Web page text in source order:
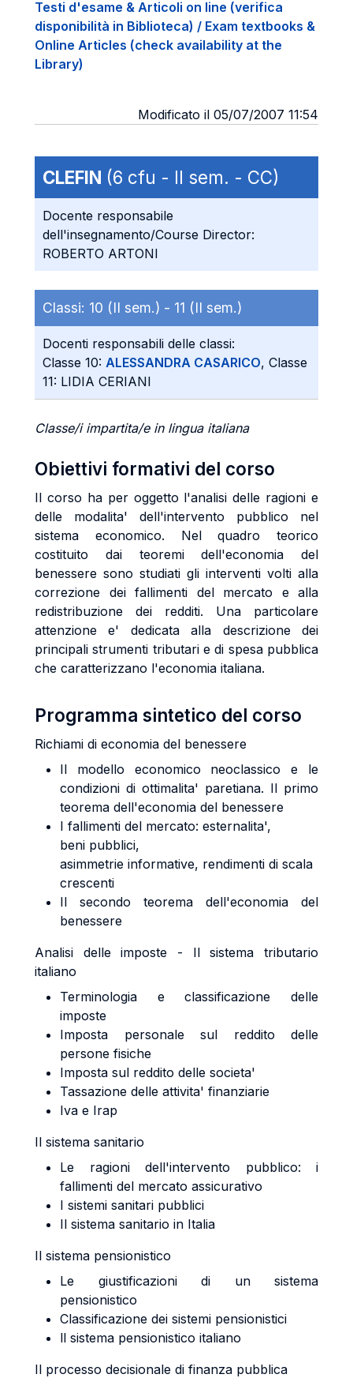
Testi d'esame & Articoli on line (verifica
disponibilità in Biblioteca) / Exam textbooks &
Online Articles (check availability at the
Library)
Modificato il 05/07/2007 11:54
CLEFIN (6 cfu - II sem. - CC)
Docente responsabile
dell'insegnamento/Course Director:
ROBERTO ARTONI
Classi: 10 (II sem.) - 11 (II sem.)
Docenti responsabili delle classi:
Classe 10: ALESSANDRA CASARICO, Classe
11: LIDIA CERIANI
Classe/i impartita/e in lingua italiana
Obiettivi formativi del corso
Il corso ha per oggetto l'analisi delle ragioni e
delle modalita' dell'intervento pubblico nel
sistema economico. Nel quadro teorico
costituito dai teoremi dell'economia del
benessere sono studiati gli interventi volti alla
correzione dei fallimenti del mercato e alla
redistribuzione dei redditi. Una particolare
attenzione e' dedicata alla descrizione dei
principali strumenti tributari e di spesa pubblica
che caratterizzano l'economia italiana.
Programma sintetico del corso
Richiami di economia del benessere
Il modello economico neoclassico e le
condizioni di ottimalita' paretiana. Il primo
teorema dell'economia del benessere
I fallimenti del mercato: esternalita',
beni pubblici,
asimmetrie informative, rendimenti di scala
crescenti
Il secondo teorema dell'economia del
benessere
Analisi delle imposte - Il sistema tributario
italiano
Terminologia e classificazione delle
imposte
Imposta personale sul reddito delle
persone fisiche
Imposta sul reddito delle societa'
Tassazione delle attivita' finanziarie
Iva e Irap
Il sistema sanitario
Le ragioni dell'intervento pubblico: i
fallimenti del mercato assicurativo
I sistemi sanitari pubblici
Il sistema sanitario in Italia
Il sistema pensionistico
Le giustificazioni di un sistema
pensionistico
Classificazione dei sistemi pensionistici
ll sistema pensionistico italiano
Il processo decisionale di finanza pubblica